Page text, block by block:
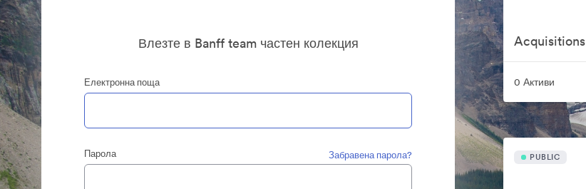
Влезте в Banff team частен колекция
Електронна поща
Парола Забравена парола?
Acquisitions
0 Активи
PUBLIC